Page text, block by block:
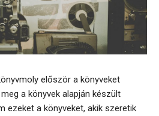
először a könyveket
a könyvek alapján készült
ezeket a könyveket, akik szeretik